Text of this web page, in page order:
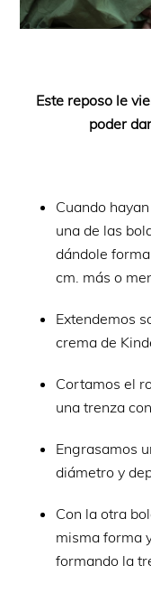
Este reposo le
poder
Cuando
una de las
dándole
cm. más o
Extendemos
crema de
Cortamos el
una trenza
Engrasamos
diámetro y
Con la otra
misma forma
formando la